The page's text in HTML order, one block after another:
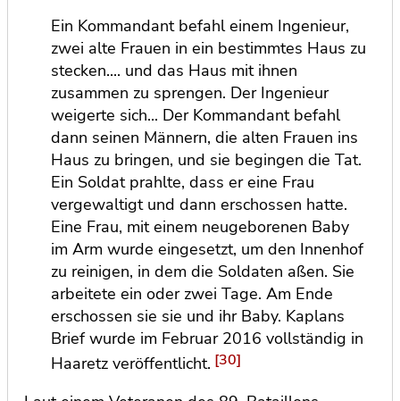
Ein Kommandant befahl einem Ingenieur,
zwei alte Frauen in ein bestimmtes Haus zu
stecken.... und das Haus mit ihnen
zusammen zu sprengen. Der Ingenieur
weigerte sich... Der Kommandant befahl
dann seinen Männern, die alten Frauen ins
Haus zu bringen, und sie begingen die Tat.
Ein Soldat prahlte, dass er eine Frau
vergewaltigt und dann erschossen hatte.
Eine Frau, mit einem neugeborenen Baby
im Arm wurde eingesetzt, um den Innenhof
zu reinigen, in dem die Soldaten aßen. Sie
arbeitete ein oder zwei Tage. Am Ende
erschossen sie sie und ihr Baby. Kaplans
Brief wurde im Februar 2016 vollständig in
Haaretz veröffentlicht. [30]